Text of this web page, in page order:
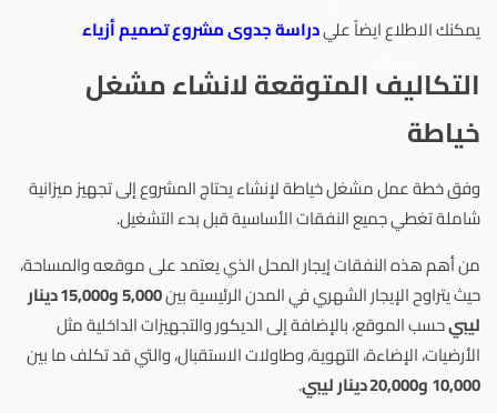
يمكنك الاطلاع ايضاً عليدراسة جدوى مشروع تصميم أزياء
التكاليف المتوقعة لانشاء مشغل
خياطة
وفق خطة عمل مشغل خياطة لإنشاء يحتاج المشروع إلى تجهيز ميزانية
شاملة تغطي جميع النفقات الأساسية قبل بدء التشغيل.
من أهم هذه النفقات إيجار المحل الذي يعتمد على موقعه والمساحة،
حيث يتراوح الإيجار الشهري في المدن الرئيسية بين
5,000 و15,000 دينار
ليبيحسب الموقع، بالإضافة إلى الديكور والتجهيزات الداخلية مثل
الأرضيات، الإضاءة، التهوية، وطاولات الاستقبال، والتي قد تكلف ما بين
10,000 و20,000 دينار ليبي
.